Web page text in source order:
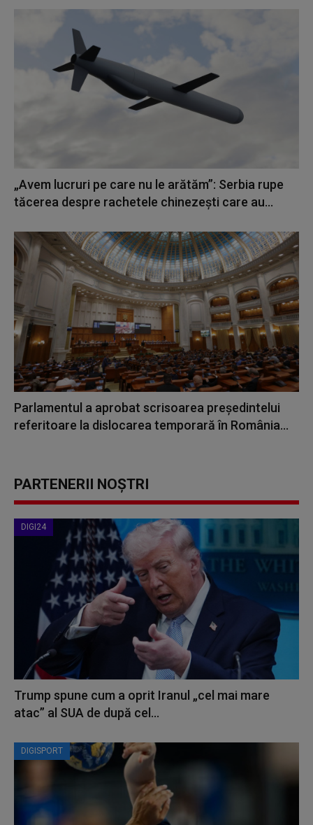
„Avem lucruri pe care nu le arătăm”: Serbia rupe
tăcerea despre rachetele chinezești care au...
Parlamentul a aprobat scrisoarea președintelui
referitoare la dislocarea temporară în România...
PARTENERII NOȘTRI
DIGI24
Trump spune cum a oprit Iranul „cel mai mare
atac” al SUA de după cel...
DIGISPORT